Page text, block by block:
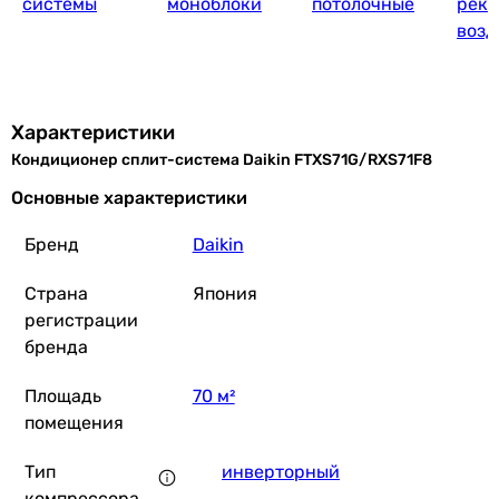
90 000грн
56 999
Характеристики
Кондиционер сплит-система Daikin FTXS71G/RXS71F8
Основные характеристики
Бренд Daikin
Страна
регистрации
бренда
Япония
Площадь
помещения
70 м²
Тип
инверторный